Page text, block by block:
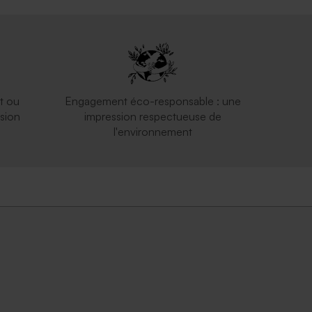
ou
Engagement éco-responsable : une
impression respectueuse de
l'environnement